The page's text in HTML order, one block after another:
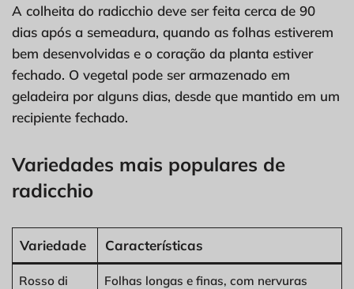
A colheita do radicchio deve ser feita cerca de 90
dias após a semeadura, quando as folhas estiverem
bem desenvolvidas e o coração da planta estiver
fechado. O vegetal pode ser armazenado em
geladeira por alguns dias, desde que mantido em um
recipiente fechado.
Variedades mais populares de
radicchio
Variedade Características
Rosso di
Folhas longas e finas, com nervuras